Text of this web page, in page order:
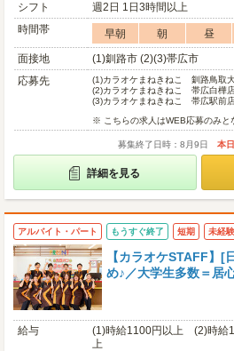
シフト
週2日 1日3時間以上
時間帯
早朝 朝 昼
面接地
(1)釧路市 (2)(3)帯広市
応募先
(1)カラオケまねきねこ 釧路鳥取
(2)カラオケまねきねこ 帯広白樺
(3)カラオケまねきねこ 帯広駅前
※ こちらの求人はWEB応募のみと
募集終了日時：8月9日 本
詳細を見る
アルバイト・パート もうすぐ終了 短期 未経
【カラオケSTAFF】[
め♪／大学生多数＝
給与
(1)時給1100円以上 (2)時給
上